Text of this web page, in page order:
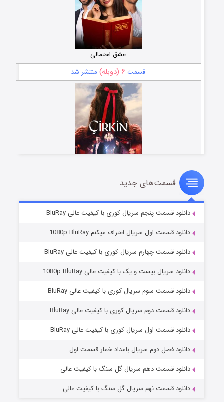
عشق احتمالی
قسمت ۶ (دوبله) منتشر شد
سریال زشت
قسمت۵ (زیرنویس) منتشر شد
وستی ها
قسمت۱ (زیرنویس) منتشر شد
قسمت‌های جدید
دانلود قسمت پنجم سریال کوری با کیفیت عالی BluRay
دانلود قسمت اول سریال اعتراف میکنم 1080p BluRay
دانلود قسمت چهارم سریال کوری با کیفیت عالی BluRay
دانلود سریال بیست و یک با کیفیت عالی 1080p BluRay
دانلود قسمت سوم سریال کوری با کیفیت عالی BluRay
دانلود قسمت دوم سریال کوری با کیفیت عالی BluRay
دانلود قسمت اول سریال کوری با کیفیت عالی BluRay
دانلود فصل دوم سریال بامداد خمار قسمت اول
دانلود قسمت دهم سریال گل سنگ با کیفیت عالی
دانلود قسمت نهم سریال گل سنگ با کیفیت عالی